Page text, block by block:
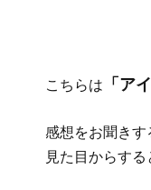
こちらは 「ア
感想をお聞きす
見た目からする